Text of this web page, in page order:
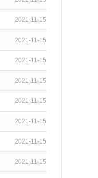
2021-11-15
2021-11-15
2021-11-15
2021-11-15
2021-11-15
2021-11-15
2021-11-15
2021-11-15